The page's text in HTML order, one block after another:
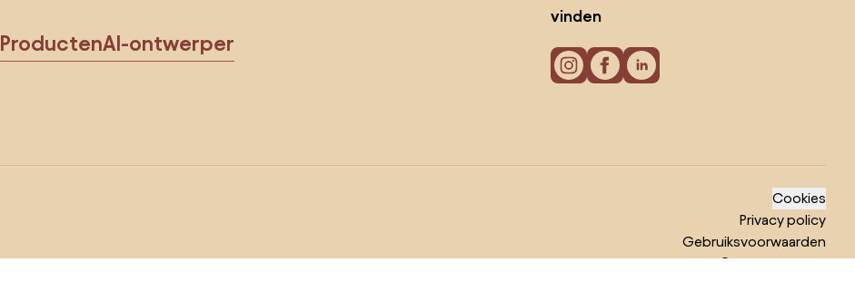
ProductenAI-ontwerper
vinden
Cookies
Privacy policy
Gebruiksvoorwaarden
© 2026 Biano B.V.